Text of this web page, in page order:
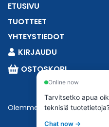
ETUSIVU
TUOTTEET
YHTEYSTIEDOT
KIRJAUDU
OSTOSKORI
Olemme osaEsbeconia.
Online now
Tarvitsetko apua
teknisiä
Chat now →